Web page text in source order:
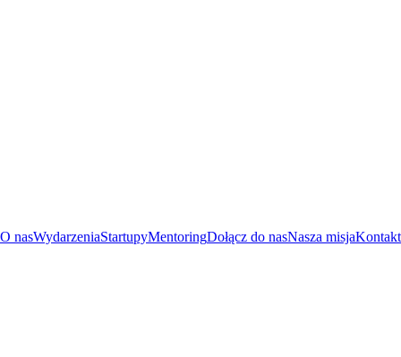
O nasWydarzeniaStartupyMentoringDołącz do nasNasza misjaKontakt